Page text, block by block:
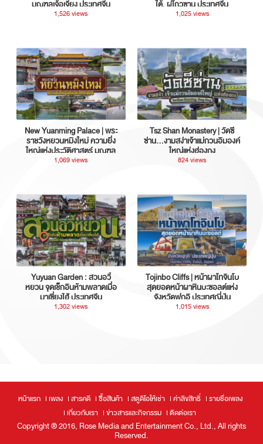
มณฑลเจ้อเจียง ประเทศจีน
1,526 views
ใต้, ผู่โถวซาน ประเทศจีน
1,025 views
New Yuanming Palace | พระ
ราชวังหยวนหมิงใหม่ ความยิ่ง
ใหญ่แห่งประวัติศาสตร์ มณฑล
กวางตุ้ง ประเทศจีน
1,069 views
Tsz Shan Monastery | วัดซี
ซ่าน…งามสง่าเจ้าแม่กวนอิมองค์
ใหญ่แห่งฮ่องกง
824 views
Yuyuan Garden : สวนอวี้
หยวน จุดเช็กอินห้ามพลาดเมื่อ
มาเซี่ยงไฮ้ ประเทศจีน
1,302 views
Tojinbo Cliffs | หน้าผาโทจินโบ
สุดยอดหน้าผาหินบะซอลต์แห่ง
จังหวัดฟุกุอิ ประเทศญี่ปุ่น
1,015 views
หน้าแรก เพลง สารคดี ซื้อสินค้า สตูดิโอให้เช่า ค่าลิขสิทธิ์
รายชื่อเพลง
เกี่ยวกับเรา
ข่าวสารและกิจกรรม ติดต่อเรา
Copyright ® 2016, Rose Media and Entertainment Co., Ltd., All rights
Reserved.